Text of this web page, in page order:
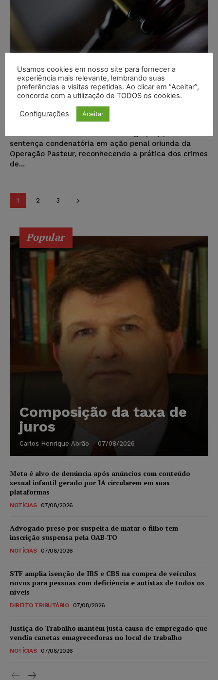
Justiça Federal condena ex-fiscal
do Mapa e empresários do setor de
laticínios por crimes de corrupção
NOTÍCIAS Karina Silvério
sentença condenatória em ação penal oriunda da
Operação Pasteur, reconhecendo a prática dos crimes
de...
1 2 3
Popular
Composição da taxa de
juros
Carlos Henrique Abrão - 07/08/2026
Meta é alvo de denúncia após anúncios com conteúdo
sexual infantil gerado por IA circularem em suas
plataformas
NOTÍCIAS 07/08/2026
Advogado preso por suspeita de matar o filho tem
inscrição suspensa pela OAB-TO
NOTÍCIAS 07/08/2026
STF amplia isenção de IBS e CBS na compra de veículos
novos para pessoas com deficiência e autistas de todos os
níveis
DIREITO TRIBUTÁRIO 07/08/2026
Justiça do Trabalho mantém justa causa de empregado que
vendia canetas emagrecedoras no local de trabalho
NOTÍCIAS 07/08/2026
Usamos cookies em nosso site para fornecer a
experiência mais relevante, lembrando suas
preferências e visitas repetidas. Ao clicar em “Aceitar”,
concorda com a utilização de TODOS os cookies.
Configurações Aceitar